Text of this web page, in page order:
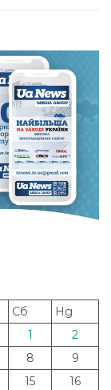
Сб
Нд
1
2
8
9
15
16